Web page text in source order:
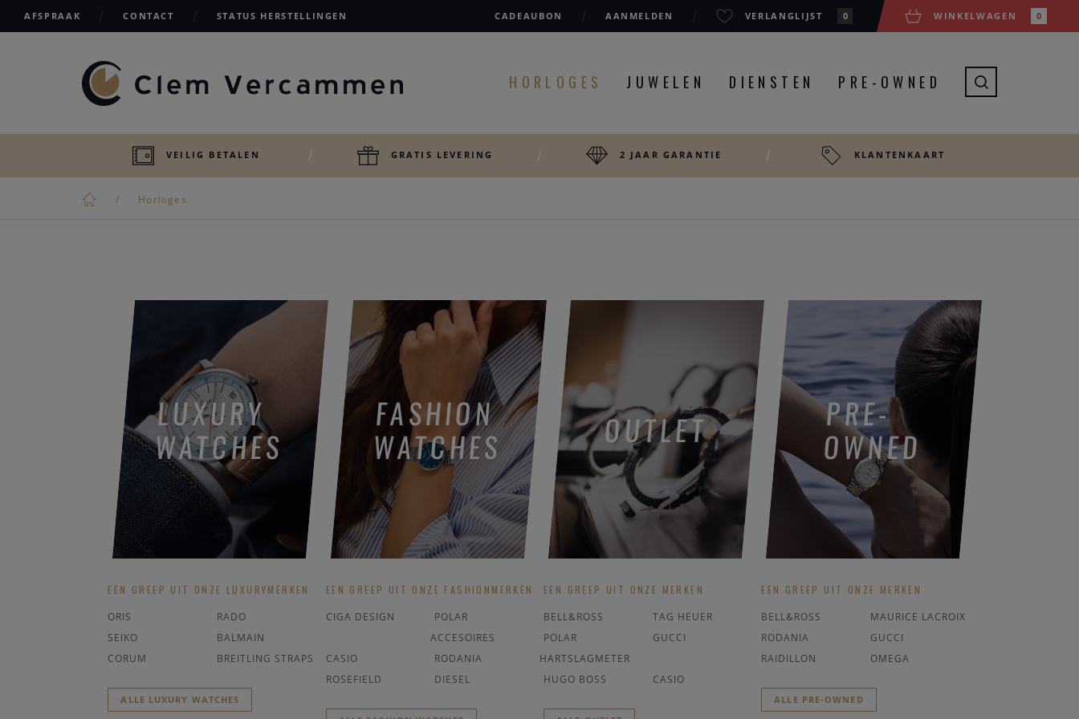
AFSPRAAK CONTACT STATUS HERSTELLINGEN CADEAUBON AANMELDEN VERLANGLIJST 0 WINKELWAGEN 0
HORLOGES JUWELEN DIENSTEN PRE-OWNED
VEILIG BETALEN GRATIS LEVERING 2 JAAR GARANTIE KLANTENKAART
Horloges
LUXURY
WATCHES
EEN GREEP UIT ONZE LUXURYMERKEN
ORIS
RADO
SEIKO
BALMAIN
CORUM
BREITLING STRAPS
ALLE LUXURY WATCHES
FASHION
WATCHES
EEN GREEP UIT ONZE FASHIONMERKEN
CIGA DESIGN
POLAR
ACCESOIRES
CASIO
RODANIA
ROSEFIELD
DIESEL
OUTLET
EEN GREEP UIT ONZE MERKEN
BELL&ROSS
TAG HEUER
POLAR
HARTSLAGMETER
GUCCI
HUGO BOSS CASIO
PRE-
OWNED
EEN GREEP UIT ONZE MERKEN
BELL&ROSS
MAURICE LACROIX
RODANIA
GUCCI
RAIDILLON
OMEGA
ALLE PRE-OWNED